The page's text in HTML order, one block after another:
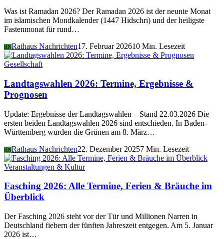
Was ist Ramadan 2026? Der Ramadan 2026 ist der neunte Monat
im islamischen Mondkalender (1447 Hidschri) und der heiligste
Fastenmonat für rund…
RNRathaus Nachrichten17. Februar 202610 Min. Lesezeit
Gesellschaft
Landtagswahlen 2026: Termine, Ergebnisse &
Prognosen
Update: Ergebnisse der Landtagswahlen – Stand 22.03.2026 Die
ersten beiden Landtagswahlen 2026 sind entschieden. In Baden-
Württemberg wurden die Grünen am 8. März…
RNRathaus Nachrichten22. Dezember 20257 Min. Lesezeit
Veranstaltungen & Kultur
Fasching 2026: Alle Termine, Ferien & Bräuche im
Überblick
Der Fasching 2026 steht vor der Tür und Millionen Narren in
Deutschland fiebern der fünften Jahreszeit entgegen. Am 5. Januar
2026 ist…